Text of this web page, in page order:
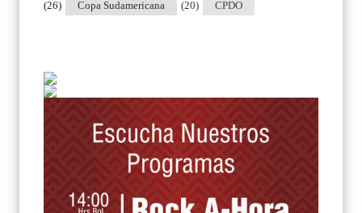
Copa Sudamericana
(26) CPDO
(20)